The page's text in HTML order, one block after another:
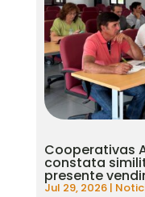
Cooperativas
constata
presente
Jul 29, 2026|